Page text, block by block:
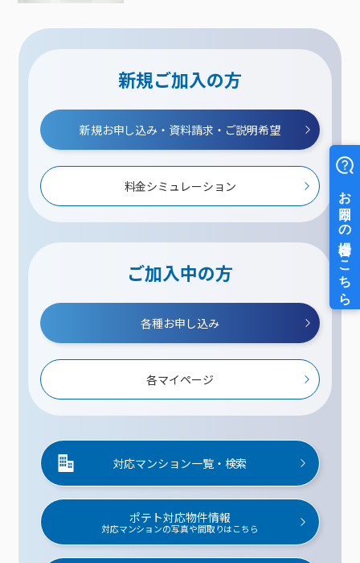
新規ご加入の方
新規お申し込み・資料請求・ご説明希望
料金シミュレーション
ご加入中の方
各種お申し込み
各マイページ
対応マンション一覧・検索
ポテト対応物件情報
対応マンションの写真や間取りはこちら